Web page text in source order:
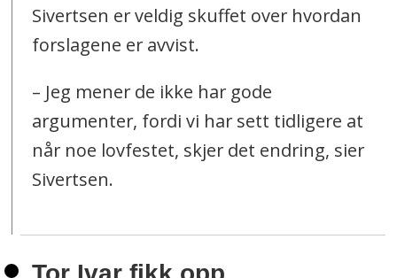
Sivertsen er veldig skuffet over hvordan
forslagene er avvist.
– Jeg mener de ikke har gode
argumenter, fordi vi har sett tidligere at
når noe lovfestet, skjer det endring, sier
Sivertsen.